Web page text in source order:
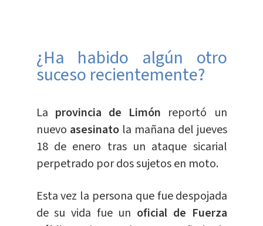
¿Ha habido algún otro
suceso recientemente?
La provincia de Limón reportó un
nuevo asesinato la mañana del jueves
18 de enero tras un ataque sicarial
perpetrado por dos sujetos en moto.
Esta vez la persona que fue despojada
de su vida fue un oficial de Fuerza